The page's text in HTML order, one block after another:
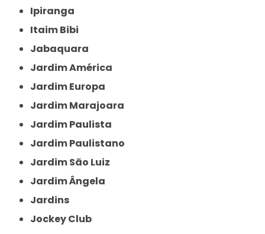
Ipiranga
Itaim Bibi
Jabaquara
Jardim América
Jardim Europa
Jardim Marajoara
Jardim Paulista
Jardim Paulistano
Jardim São Luiz
Jardim Ângela
Jardins
Jockey Club